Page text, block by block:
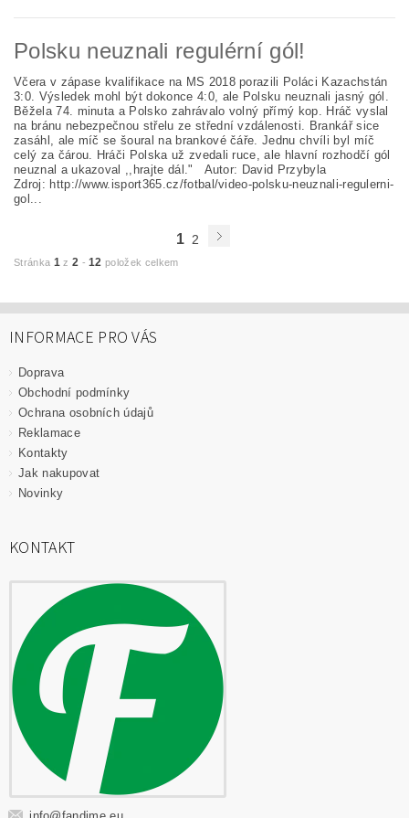
Polsku neuznali regulérní gól!
Včera v zápase kvalifikace na MS 2018 porazili Poláci Kazachstán
3:0. Výsledek mohl být dokonce 4:0, ale Polsku neuznali jasný gól.
Běžela 74. minuta a Polsko zahrávalo volný přímý kop. Hráč vyslal
na bránu nebezpečnou střelu ze střední vzdálenosti. Brankář sice
zasáhl, ale míč se šoural na brankové čáře. Jednu chvíli byl míč
celý za čárou. Hráči Polska už zvedali ruce, ale hlavní rozhodčí gól
neuznal a ukazoval ,,hrajte dál." Autor: David Przybyla
Zdroj: http://www.isport365.cz/fotbal/video-polsku-neuznali-regulerni-
gol...
1 2
Stránka 1z 2 -12 položek celkem
INFORMACE PRO VÁS
Doprava
Obchodní podmínky
Ochrana osobních údajů
Reklamace
Kontakty
Jak nakupovat
Novinky
KONTAKT